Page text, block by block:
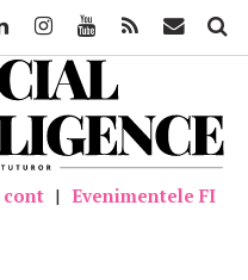
| Evenimentele FI
InstagramYoutube Feed Mail